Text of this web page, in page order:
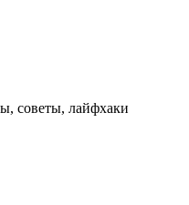
советы, лайфхаки